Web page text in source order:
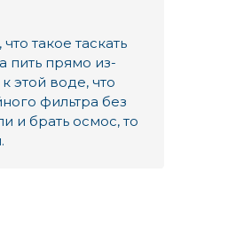
такое таскать
пить прямо из-
этой воде, что
фильтра без
и брать осмос, то